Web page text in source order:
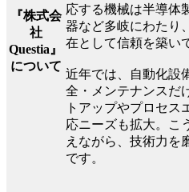
『株式会
社
Questia』
について
応する機械は半導体
器など多岐にわたり
在として信頼を築い
近年では、自動化設
全・メンテナンスだ
トアップやプロセス
応ニーズも拡大。こ
えながら、技術力を
です。